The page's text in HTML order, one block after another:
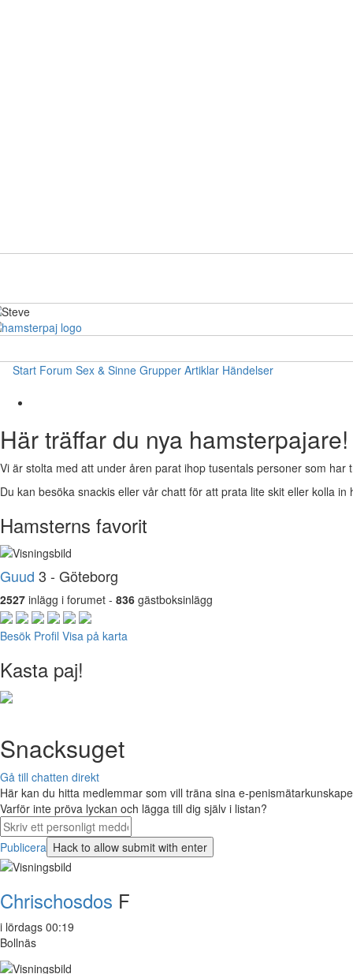
Start Forum Sex & Sinne Grupper Artiklar Händelser
Här träffar du nya hamsterpajare!
Vi är stolta med att under åren parat ihop tusentals personer som har
Du kan besöka snackis eller vår chatt för att prata lite skit eller kolla
Hamsterns favorit
Guud 3 - Göteborg
2527 inlägg i forumet - 836 gästboksinlägg
Besök Profil Visa på karta
Kasta paj!
Snacksuget
Gå till chatten direkt
Här kan du hitta medlemmar som vill träna sina e-
Varför inte pröva lyckan och lägga till dig själv i listan?
Publicera
Chrischosdos F
i lördags 00:19
Bollnäs